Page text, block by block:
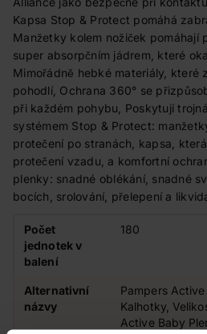
Kapsa Stop & Protect pomáhá
Manžetky kolem nožiček pomáhají
super absorpčním jádrem, které
Mimořádně hebké materiály, které
pohodlí, Ochrana 360° se
při každém pohybu, Poskytují
systémem Stop & Protect:
protečení po stranách, kapsa,
protečení vzadu, a komfortní
plenky: snadné oblékání, snadné
bocích, srolování, přelepení a
Počet
jednotek v
balení
180
Alternativní
názvy
Pampers
Kalhotky,
Active Baby